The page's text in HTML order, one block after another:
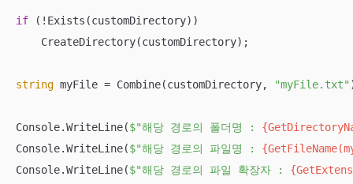
if (!Exists(customDirectory))
    CreateDirectory(customDirectory);
string myFile = Combine(customDirectory, "myFile.txt"
Console.WriteLine($"해당 경로의 폴더명 :
Console.WriteLine($"해당 경로의 파일명 :
Console.WriteLine($"해당 경로의 파일 확장자 :